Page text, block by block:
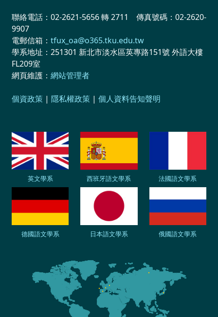
聯絡電話：02-2621-5656 轉 2711 傳真號碼：02-2620-
9907
電郵信箱： tfux_oa@o365.tku.edu.tw
學系地址：251301 新北市淡水區英專路151號 外語大樓
FL209室
網頁維護： 網站管理者
個資政策 | 隱私權政策 | 個人資料告知聲明
英文學系 西班牙語文學系 法國語文學系
德國語文學系 日本語文學系 俄國語文學系